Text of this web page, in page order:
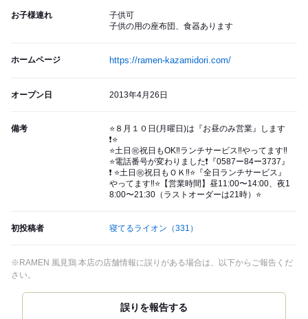
お子様連れ
子供可
子供の用の座布団、食器あります
ホームページ https://ramen-kazamidori.com/
オープン日 2013年4月26日
備考
⭐️８月１０日(月曜日)は『お昼のみ営業』します
❗️⭐️
⭐️土日㊗️祝日もOK‼️ランチサービス‼️やってます‼️
⭐️電話番号が変わりました❗️『0587ー84ー3737』
❗️ ⭐️土日㊗️祝日もＯＫ‼️⭐️『全日ランチサービス』
やってます‼️⭐️【営業時間】昼11:00〜14:00、夜1
8:00〜21:30（ラストオーダーは21時）⭐️
初投稿者 寝てるライオン （331）
※RAMEN 風見鶏 本店の店舗情報に誤りがある場合は、以下からご報告くだ
さい。
誤りを報告する